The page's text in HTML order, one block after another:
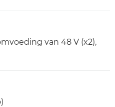
van 48 V (x2),